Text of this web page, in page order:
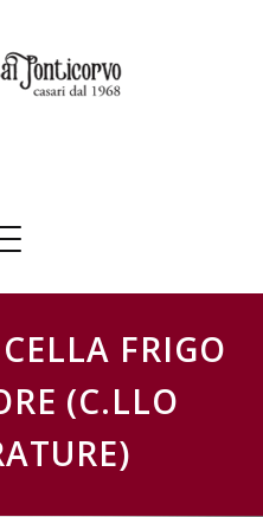
FRIGO
(C.LLO